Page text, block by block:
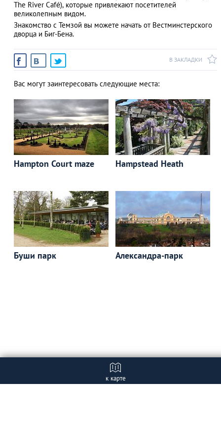
АЗАД
The River Café), которые привлекают посетителей
великолепным видом.
Знакомство с Темзой вы можете начать от Вестминстерского
дворца и Биг-Бена.
В ЗАКЛАДКИ
Вас могут заинтересовать следующие места:
Hampton Court maze Hampstead Heath
Буши парк Александра-парк
к карте